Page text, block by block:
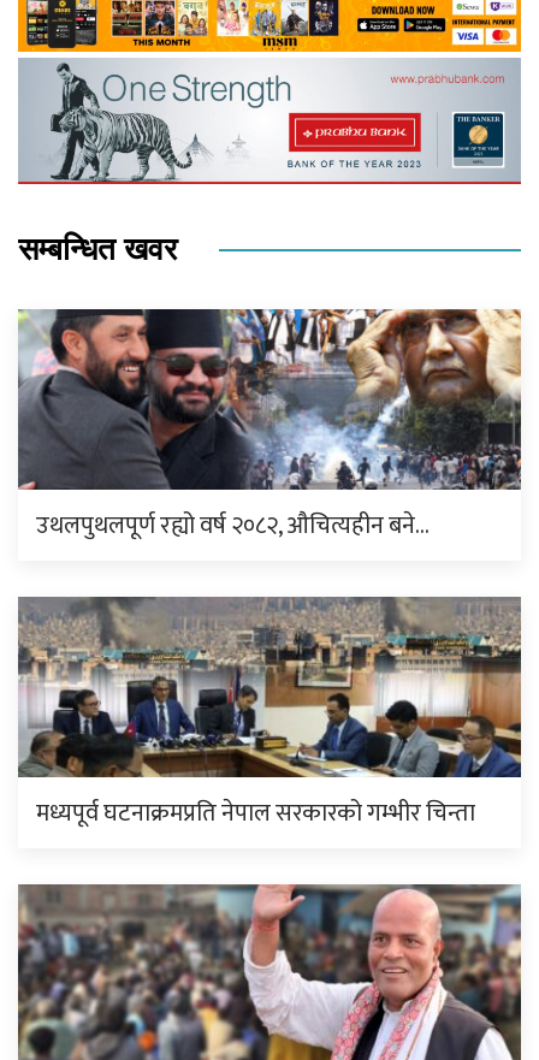
सम्बन्धित खवर
उथलपुथलपूर्ण रह्यो वर्ष २०८२, औचित्यहीन बने…
मध्यपूर्व घटनाक्रमप्रति नेपाल सरकारको गम्भीर चिन्ता